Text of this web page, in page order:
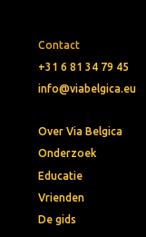
Contact
+31 6 81 34 79 45
info@viabelgica.eu
Over Via Belgica
Onderzoek
Educatie
Vrienden
De gids